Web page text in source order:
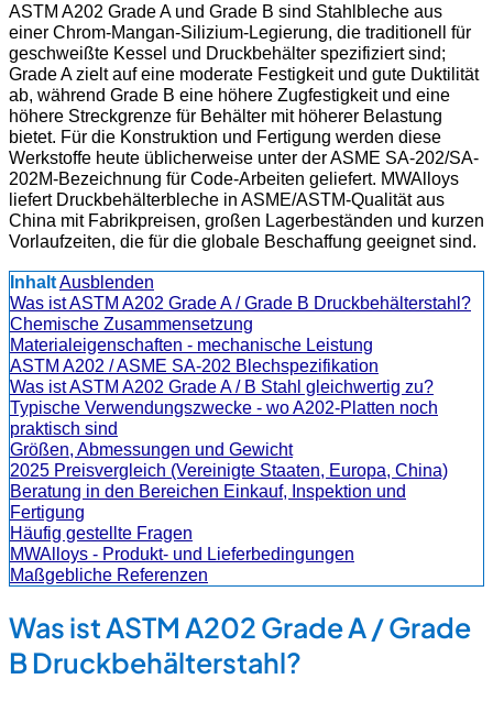
ASTM A202 Grade A und Grade B sind Stahlbleche aus
einer Chrom-Mangan-Silizium-Legierung, die traditionell für
geschweißte Kessel und Druckbehälter spezifiziert sind;
Grade A zielt auf eine moderate Festigkeit und gute Duktilität
ab, während Grade B eine höhere Zugfestigkeit und eine
höhere Streckgrenze für Behälter mit höherer Belastung
bietet. Für die Konstruktion und Fertigung werden diese
Werkstoffe heute üblicherweise unter der ASME SA-202/SA-
202M-Bezeichnung für Code-Arbeiten geliefert. MWAlloys
liefert Druckbehälterbleche in ASME/ASTM-Qualität aus
China mit Fabrikpreisen, großen Lagerbeständen und kurzen
Vorlaufzeiten, die für die globale Beschaffung geeignet sind.
InhaltAusblenden
Was ist ASTM A202 Grade A / Grade B Druckbehälterstahl?
Chemische Zusammensetzung
Materialeigenschaften - mechanische Leistung
ASTM A202 / ASME SA-202 Blechspezifikation
Was ist ASTM A202 Grade A / B Stahl gleichwertig zu?
Typische Verwendungszwecke - wo A202-Platten noch
praktisch sind
Größen, Abmessungen und Gewicht
2025 Preisvergleich (Vereinigte Staaten, Europa, China)
Beratung in den Bereichen Einkauf, Inspektion und
Fertigung
Häufig gestellte Fragen
MWAlloys - Produkt- und Lieferbedingungen
Maßgebliche Referenzen
Was ist ASTM A202 Grade A / Grade
B Druckbehälterstahl?